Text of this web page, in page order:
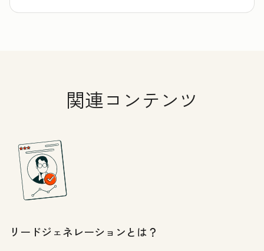
関連コンテンツ
リードジェネレーションとは？